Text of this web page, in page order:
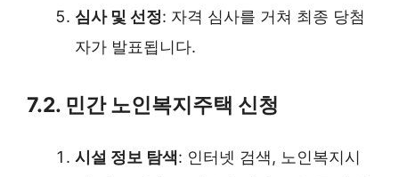
심사 및 선정: 자격 심사를 거쳐 최종 당첨
자가 발표됩니다.
7.2. 민간 노인복지주택 신청
시설 정보 탐색: 인터넷 검색, 노인복지시